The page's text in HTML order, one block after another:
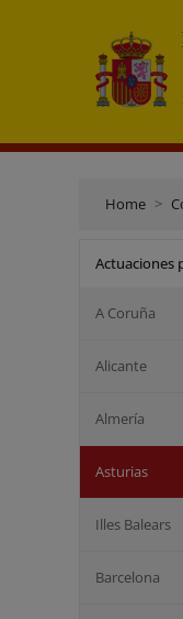
Home
Actuaciones
A Coruña
Alicante
Almería
Asturias
Illes Balears
Barcelona